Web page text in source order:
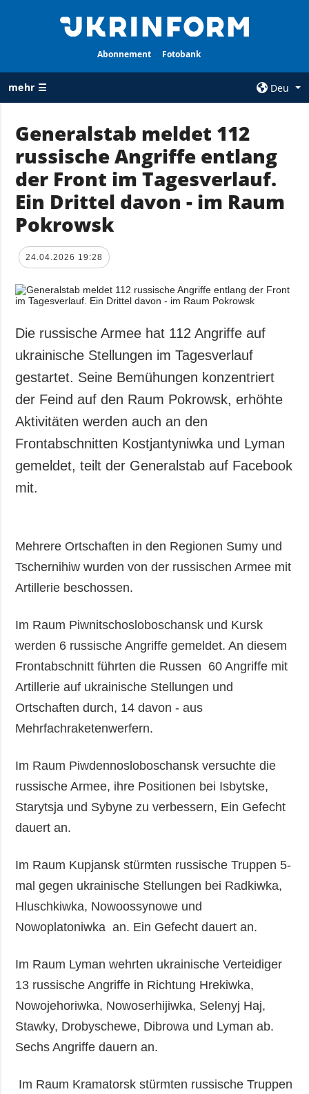
Abonnement Fotobank
mehr ☰
Deu
ALLE
RUBRIKEN
Krieg
Wiederaufbau
der Ukraine
Politik
Wirtschaft
Militär
Kultur
Sport
Kriminalität
Notstand und
Notfälle
AGENTUR
Über uns
Kontakte
personenbezogener
Daten
ZUSÄTZLICH
Veröffentlichungen
LEISTUNGEN
Abonnement
Generalstab meldet 112
russische Angriffe entlang
der Front im Tagesverlauf.
Ein Drittel davon - im Raum
Pokrowsk
24.04.2026 19:28
Die russische Armee hat 112 Angriffe auf
ukrainische Stellungen im Tagesverlauf
gestartet. Seine Bemühungen konzentriert
der Feind auf den Raum Pokrowsk, erhöhte
Aktivitäten werden auch an den
Frontabschnitten Kostjantyniwka und Lyman
gemeldet, teilt der Generalstab auf Facebook
mit.
Mehrere Ortschaften in den Regionen Sumy und
Tschernihiw wurden von der russischen Armee mit
Artillerie beschossen.
Im Raum Piwnitschosloboschansk und Kursk
werden 6 russische Angriffe gemeldet. An diesem
Frontabschnitt führten die Russen 60 Angriffe mit
Artillerie auf ukrainische Stellungen und
Ortschaften durch, 14 davon - aus
Mehrfachraketenwerfern.
Im Raum Piwdennosloboschansk versuchte die
russische Armee, ihre Positionen bei Isbytske,
Starytsja und Sybyne zu verbessern, Ein Gefecht
dauert an.
Im Raum Kupjansk stürmten russische Truppen 5-
mal gegen ukrainische Stellungen bei Radkiwka,
Hluschkiwka, Nowoossynowe und
Nowoplatoniwka an. Ein Gefecht dauert an.
Im Raum Lyman wehrten ukrainische Verteidiger
13 russische Angriffe in Richtung Hrekiwka,
Nowojehoriwka, Nowoserhijiwka, Selenyj Haj,
Stawky, Drobyschewe, Dibrowa und Lyman ab.
Sechs Angriffe dauern an.
Im Raum Kramatorsk stürmten russische Truppen